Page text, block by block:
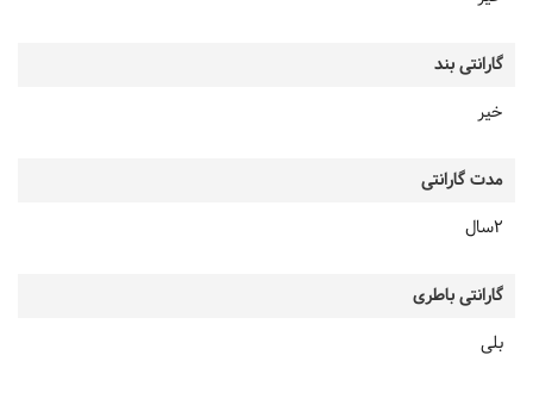
گارانتی بند
خیر
مدت گارانتی
2سال
گارانتی باطری
بلی